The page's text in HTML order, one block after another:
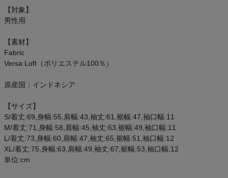
お気に入り
ご利用ガイド
商品レビュー
プロテイン・サプリメントまとめ買い
アウトレットセール
【対象】
男性用
【素材】
Fabric
Versa Loft（ポリエステル100％）
原産国：インドネシア
【サイズ】
S/着丈:69,身幅:55,肩幅:43,袖丈:61,裾幅:47,袖口幅:11
M/着丈:71,身幅:58,肩幅:45,袖丈:63,裾幅:49,袖口幅:11
L/着丈:73,身幅:60,肩幅:47,袖丈:65,裾幅:51,袖口幅:12
XL/着丈:75,身幅:63,肩幅:49,袖丈:67,裾幅:53,袖口幅:12
単位:cm